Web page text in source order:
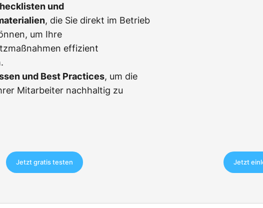
und
, die Sie direkt im Betrieb
um Ihre
effizient
und Best Practices, um die
Mitarbeiter nachhaltig zu
Jetzt gratis testen Jetzt